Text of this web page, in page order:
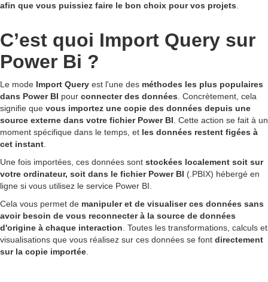
afin que vous puissiez faire le bon choix pour vos projets
C’est quoi Import Query sur
Power Bi ?
Le mode Import Query est l'une des méthodes les plus populaires
dans Power BI pour connecter des données . Concrètement, cela
signifie que vous importez une copie des données depuis une
source externe dans votre fichier Power BI . Cette action se fait à un
moment spécifique dans le temps, et les données restent figées à
cet instant
Une fois importées, ces données sont stockées localement soit sur
votre ordinateur, soit dans le fichier Power BI (.PBIX) hébergé en
ligne si vous utilisez le service Power BI.
Cela vous permet de manipuler et de visualiser ces données sans
avoir besoin de vous reconnecter à la source de données
d'origine à chaque interaction . Toutes les transformations, calculs et
visualisations que vous réalisez sur ces données se font directement
sur la copie importée